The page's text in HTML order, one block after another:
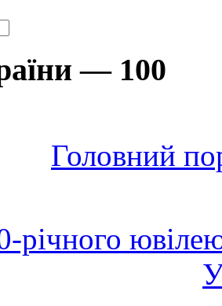
— 100
Головний
річного